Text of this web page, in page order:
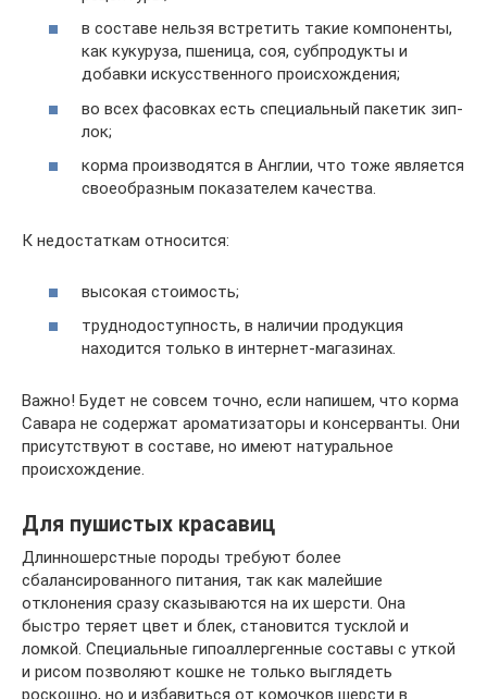
в составе нельзя встретить такие компоненты,
как кукуруза, пшеница, соя, субпродукты и
добавки искусственного происхождения;
во всех фасовках есть специальный пакетик зип-
лок;
корма производятся в Англии, что тоже является
своеобразным показателем качества.
К недостаткам относится:
высокая стоимость;
труднодоступность, в наличии продукция
находится только в интернет-магазинах.
Важно! Будет не совсем точно, если напишем, что корма
Савара не содержат ароматизаторы и консерванты. Они
присутствуют в составе, но имеют натуральное
происхождение.
Для пушистых красавиц
Длинношерстные породы требуют более
сбалансированного питания, так как малейшие
отклонения сразу сказываются на их шерсти. Она
быстро теряет цвет и блек, становится тусклой и
ломкой. Специальные гипоаллергенные составы с уткой
и рисом позволяют кошке не только выглядеть
роскошно, но и избавиться от комочков шерсти в